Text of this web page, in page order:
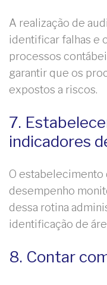
A realização de
identificar falhas e
processos
garantir que os
expostos a riscos.
7.
indicadores
O estabelecimento
desempenho
dessa rotina
identificação de
8. Contar